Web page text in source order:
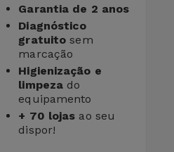
Garantia de 2 anos
Diagnóstico
gratuito sem
marcação
Higienização e
limpeza do
equipamento
+ 70 lojas ao seu
dispor!